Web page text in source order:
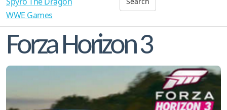
WWE Games
Forza Horizon 3